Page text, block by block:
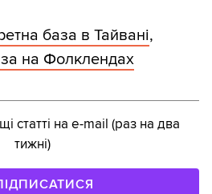
база в Тайвані,
на Фолклендах
статті на e-mail (раз на два
тижні)